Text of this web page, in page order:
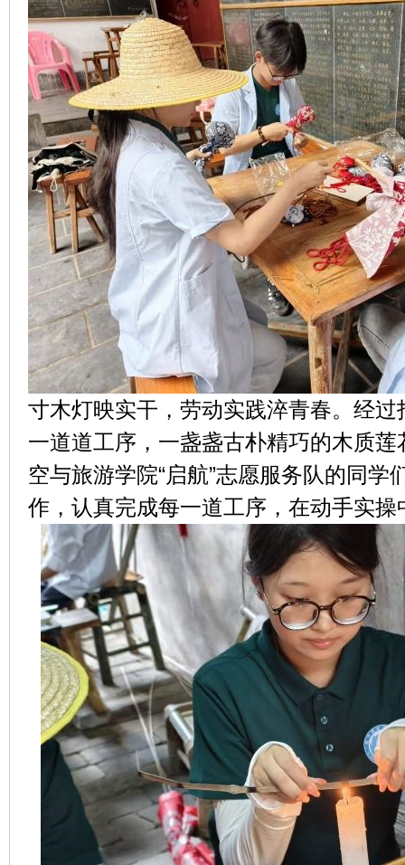
寸木灯映实干，劳动实践淬青春。经
一道道工序，一盏盏古朴精巧的木质
空与旅游学院“启航”志愿服务队的同学
作，认真完成每一道工序，在动手实